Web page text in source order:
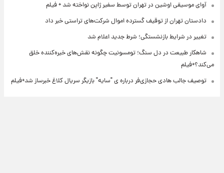
آوای موسیقی اوشین در تهران توسط سفیر ژاپن نواخته شد + فیلم
دادستان تهران از توقیف گسترده اموال شرکت‌های تراستی خبر داد
تغییر در شرایط بازنشستگی؛ شرط جدید اعلام شد
شاهکار طبیعت در دل سنگ؛ تومسونیت چگونه نقش‌های خیره‌کننده خلق
می‌کند؟+فیلم
توصیف جالب هادی حجازی‌فر درباره ی "سایه" بازیگر سریال کلاغ خبرساز شد+فیلم